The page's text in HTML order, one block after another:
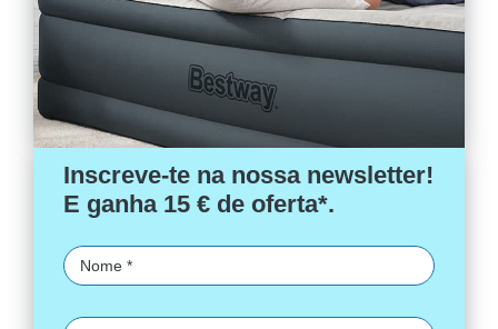
Inscreve-te na nossa newsletter!
E ganha 15 € de oferta*.